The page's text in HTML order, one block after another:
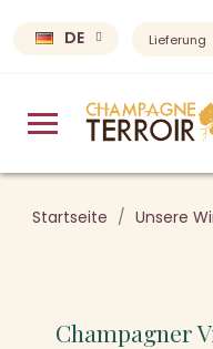
DE Lieferung
Startseite Unsere
Champagner